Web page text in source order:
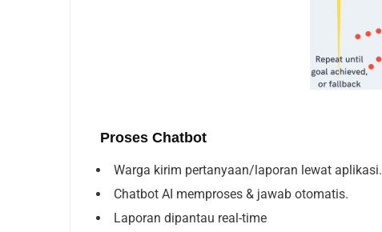
Proses Chatbot
Warga kirim pertanyaan/laporan lewat aplikasi.
Chatbot AI memproses & jawab otomatis.
Laporan dipantau real-time